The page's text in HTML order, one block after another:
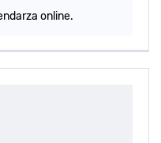
online.